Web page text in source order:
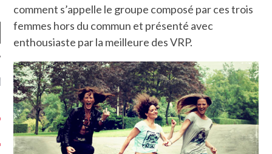
CRITIQUES
7.6
DUDE’S REV...
5.4
CLAN – A BE...
comment s’appelle le groupe composé par ces trois
femmes hors du commun et présenté avec
enthousiaste par la meilleure des VRP.